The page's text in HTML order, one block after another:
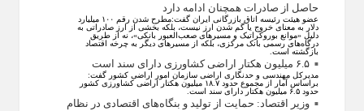
حاصل از صادرات همچنان ادامه دارد
عضو هیئت رئیسه اتاق بازرگانی ایران گفت:مطرح شدن رقم ۱۰۰ میلیارد
دلار به معنای خروج یا گم شدن ارز نیست، بلکه بخشی از ارز صادراتی به
دلیل «موانع بوروکراتیک و مسیر‌های صعب‌العبور بانکی»، نه از طریق
درگاه‌های رسمی بانک مرکزی، بلکه از مسیر‌های دیگر به چرخه اقتصاد
بازگشته است.
۶.۵ میلیون هکتار اراضی کشاورزی دارای سند است
مدیرکل مهندسی و حدنگاری اراضی سازمان امور اراضی کشور گفت:
براساس آمار از مجموع حدود ۱۸.۷ میلیون هکتار اراضی کشاورزی کشور
حدود ۶.۵ میلیون هکتار دارای سند است.
وزیر اقتصاد: حمایت از تولید و بنگاه‌های اقتصادی در نظام